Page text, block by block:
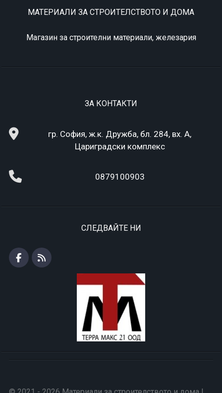
МАТЕРИАЛИ ЗА СТРОИТЕЛСТВОТО И ДОМА
Магазин за строителни материали, железария
ЗА КОНТАКТИ
гр. София, ж.к. Дружба, бл. 284, вх. А,
Цариградски комплекс
0879100903
СЛЕДВАЙТЕ НИ